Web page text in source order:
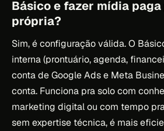
Básico e fazer mídia
própria?
Sim, é configuração válida. O
interna (prontuário, agenda,
conta de Google Ads e Meta
conta. Funciona pra solo com
marketing digital ou com tempo
sem expertise técnica, é mais